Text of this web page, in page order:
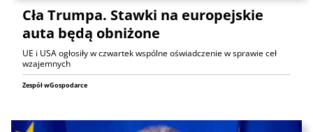
Cła Trumpa. Stawki na europejskie
auta będą obniżone
UE i USA ogłosiły w czwartek wspólne oświadczenie w sprawie ceł
wzajemnych
Zespół wGospodarce